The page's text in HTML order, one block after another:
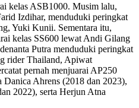
kelas ASB1000. Musim lalu,
Izdihar, menduduki peringkat
Yuki Kunii. Sementara itu,
kelas SS600 lewat Andi Gilang
Putra menduduki peringkat
rider Thailand, Apiwat
pernah menjuarai AP250
Ahrens (2018 dan 2023),
2022), serta Herjun Atna